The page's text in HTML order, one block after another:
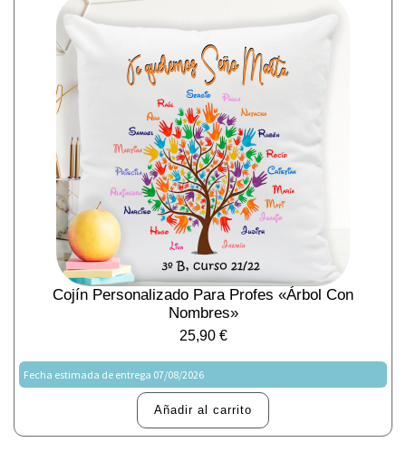
Cojín Personalizado Para Profes «Árbol Con
Nombres»
25,90 €
Fecha estimada de entrega 07/08/2026
Añadir al carrito